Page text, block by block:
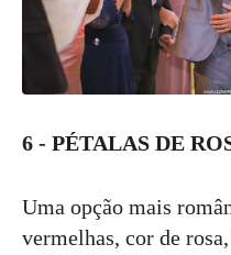
6 - PÉTALAS DE
Uma opção mais
vermelhas, cor de